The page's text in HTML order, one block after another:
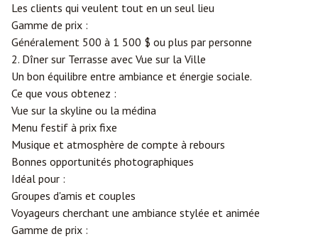
Les clients qui veulent tout en un seul lieu
Gamme de prix :
Généralement 500 à 1 500 $ ou plus par personne
2. Dîner sur Terrasse avec Vue sur la Ville
Un bon équilibre entre ambiance et énergie sociale.
Ce que vous obtenez :
Vue sur la skyline ou la médina
Menu festif à prix fixe
Musique et atmosphère de compte à rebours
Bonnes opportunités photographiques
Idéal pour :
Groupes d'amis et couples
Voyageurs cherchant une ambiance stylée et animée
Gamme de prix :